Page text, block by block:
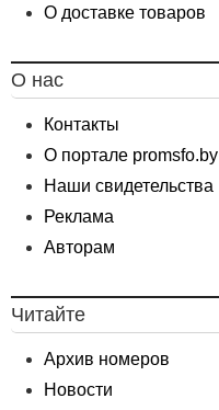
О доставке товаров
О нас
Контакты
О портале promsfo.by
Наши свидетельства
Реклама
Авторам
Читайте
Архив номеров
Новости